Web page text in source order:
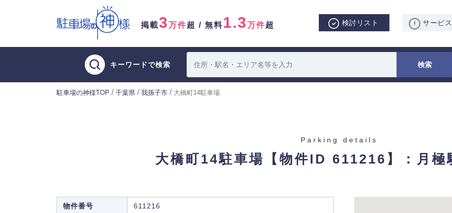
掲載3万件超 / 無料1.3万件超 検討リスト サービ
キーワードで検索
駐車場の神様TOP / 千葉県 / 我孫子市 / 大橋町14駐車場
Parking details
大橋町14駐車場 【物件ID 611216】：月極
物件番号 611216